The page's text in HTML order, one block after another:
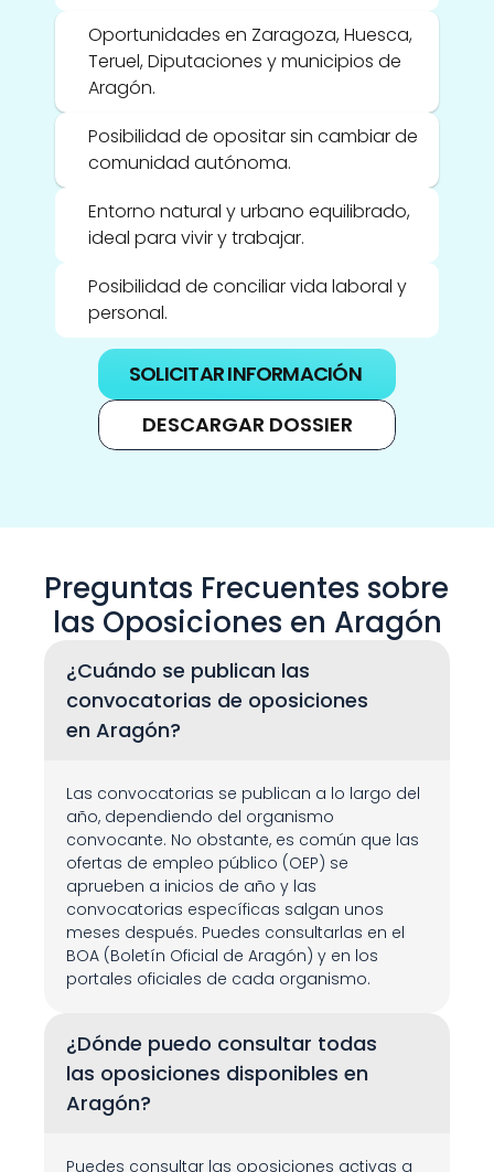
Oportunidades en Zaragoza, Huesca,
Teruel, Diputaciones y municipios de
Aragón.
Posibilidad de opositar sin cambiar de
comunidad autónoma.
Entorno natural y urbano equilibrado,
ideal para vivir y trabajar.
Posibilidad de conciliar vida laboral y
personal.
SOLICITAR INFORMACIÓN
DESCARGAR DOSSIER
Preguntas Frecuentes sobre
las Oposiciones en Aragón
¿Cuándo se publican las
convocatorias de oposiciones
en Aragón?
Las convocatorias se publican a lo largo del
año, dependiendo del organismo
convocante. No obstante, es común que las
ofertas de empleo público (OEP) se
aprueben a inicios de año y las
convocatorias específicas salgan unos
meses después. Puedes consultarlas en el
BOA (Boletín Oficial de Aragón) y en los
portales oficiales de cada organismo.
¿Dónde puedo consultar todas
las oposiciones disponibles en
Aragón?
Puedes consultar las oposiciones activas a